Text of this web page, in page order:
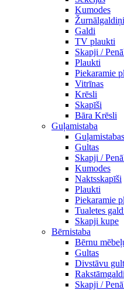
Kumodes
Žurnālgaldiņi
Galdi
TV plaukti
Skapji /
Plaukti
Piekaramie
Vitrīnas
Krēsli
Skapīši
Bāra Krēsli
Guļamistaba
Gultas
Skapji /
Kumodes
Naktsskapīši
Plaukti
Piekaramie
Tualetes
Skapji kupe
Bērnistaba
Bērnu
Gultas
Divstāvu
Skapji /